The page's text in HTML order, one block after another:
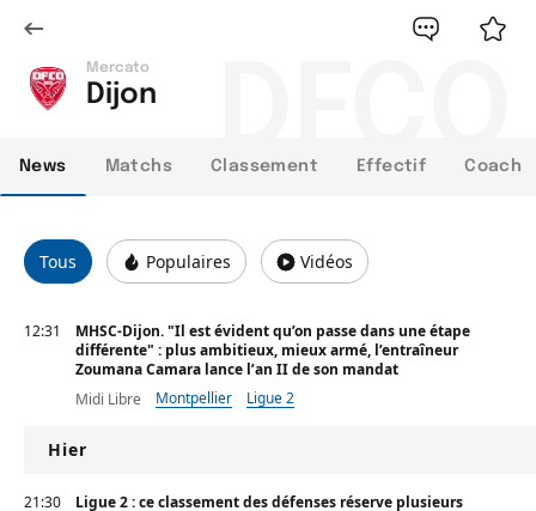
Mercato
Dijon
News Matchs Classement Effectif Coach
Tous Populaires Vidéos
12:31
MHSC-Dijon. "Il est évident qu’on passe dans une étape
différente" : plus ambitieux, mieux armé, l’entraîneur
Zoumana Camara lance l’an II de son mandat
Midi Libre
Montpellier Ligue 2
Hier
21:30
Ligue 2 : ce classement des défenses réserve plusieurs